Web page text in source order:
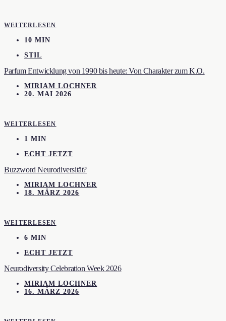
WEITERLESEN
10 MIN
STIL
Parfum Entwicklung von 1990 bis heute: Von Charakter zum K.O.
MIRIAM LOCHNER
20. MAI 2026
WEITERLESEN
1 MIN
ECHT JETZT
Buzzword Neurodiversität?
MIRIAM LOCHNER
18. MÄRZ 2026
WEITERLESEN
6 MIN
ECHT JETZT
Neurodiversity Celebration Week 2026
MIRIAM LOCHNER
16. MÄRZ 2026